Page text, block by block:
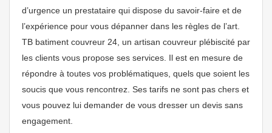
d’urgence un prestataire qui dispose du savoir-faire et de
l’expérience pour vous dépanner dans les règles de l’art.
TB batiment couvreur 24, un artisan couvreur plébiscité par
les clients vous propose ses services. Il est en mesure de
répondre à toutes vos problématiques, quels que soient les
soucis que vous rencontrez. Ses tarifs ne sont pas chers et
vous pouvez lui demander de vous dresser un devis sans
engagement.